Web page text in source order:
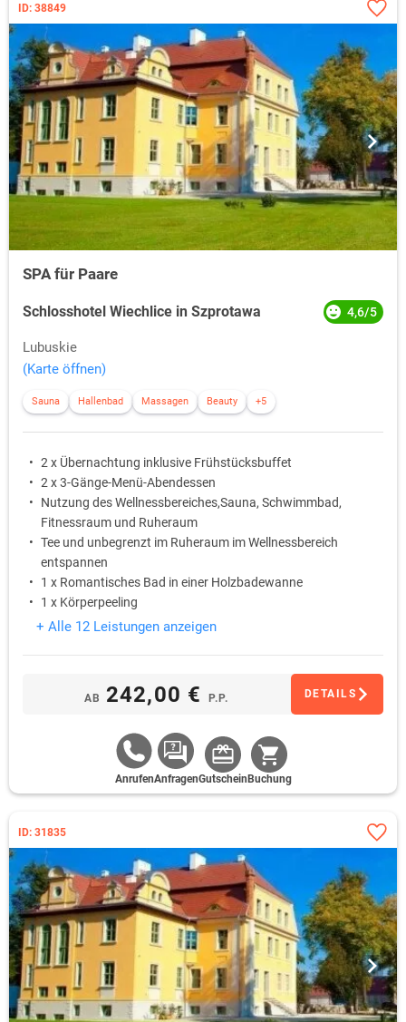
ID: 38849
SPA für Paare
Schlosshotel Wiechlice in Szprotawa 4,6/5
Lubuskie
(Karte öffnen)
Sauna Hallenbad Massagen Beauty +5
2 x Übernachtung inklusive Frühstücksbuffet
2 x 3-Gänge-Menü-Abendessen
Nutzung des Wellnessbereiches,Sauna, Schwimmbad,
Fitnessraum und Ruheraum
Tee und unbegrenzt im Ruheraum im Wellnessbereich
entspannen
1 x Romantisches Bad in einer Holzbadewanne
1 x Körperpeeling
+ Alle 12 Leistungen anzeigen
AB 242,00 € P.P. DETAILS
AnrufenAnfragenGutschein Buchung
ID: 31835